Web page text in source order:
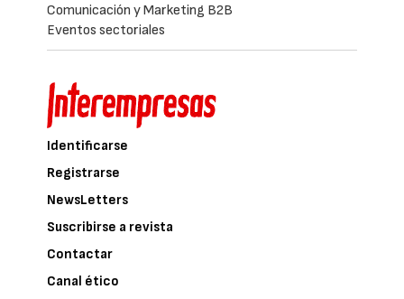
Comunicación y Marketing B2B
Eventos sectoriales
Identificarse
Registrarse
NewsLetters
Suscribirse a revista
Contactar
Canal ético